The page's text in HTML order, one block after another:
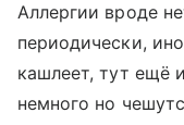
Аллергии вроде
периодически,
кашлеет, тут ещё
немного но